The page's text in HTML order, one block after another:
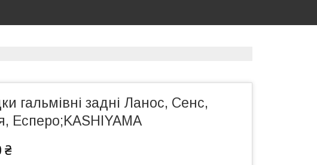
гальмівні задні Ланос, Сенс,
Есперо;KASHIYAMA
₴